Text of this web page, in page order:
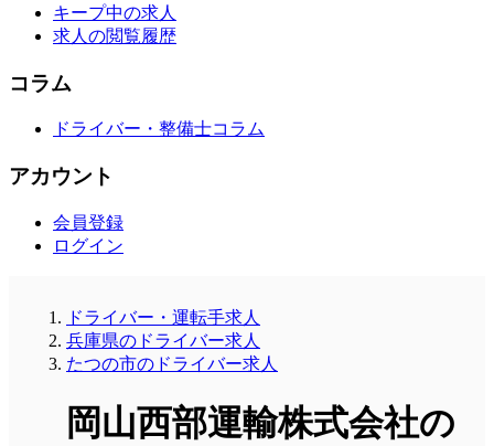
キープ中の求人
求人の閲覧履歴
コラム
ドライバー・整備士コラム
アカウント
会員登録
ログイン
ドライバー・運転手求人
兵庫県のドライバー求人
たつの市のドライバー求人
岡山西部運輸株式会社の